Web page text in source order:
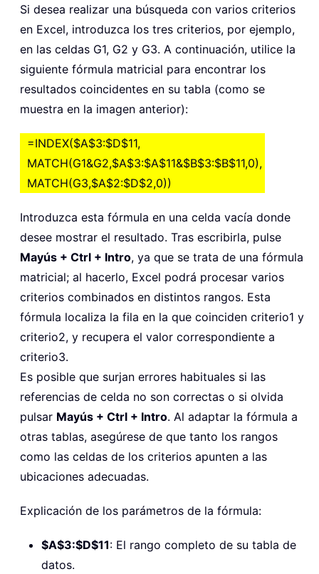
Si desea realizar una búsqueda con varios criterios
en Excel, introduzca los tres criterios, por ejemplo,
en las celdas G1, G2 y G3. A continuación, utilice la
siguiente fórmula matricial para encontrar los
resultados coincidentes en su tabla (como se
muestra en la imagen anterior):
=INDEX($A$3:$D$11,
MATCH(G1&G2,$A$3:$A$11&$B$3:$B$11,0),
MATCH(G3,$A$2:$D$2,0))
Introduzca esta fórmula en una celda vacía donde
desee mostrar el resultado. Tras escribirla, pulse
Mayús + Ctrl + Intro, ya que se trata de una fórmula
matricial; al hacerlo, Excel podrá procesar varios
criterios combinados en distintos rangos. Esta
fórmula localiza la fila en la que coinciden criterio1 y
criterio2, y recupera el valor correspondiente a
criterio3.
Es posible que surjan errores habituales si las
referencias de celda no son correctas o si olvida
pulsar Mayús + Ctrl + Intro. Al adaptar la fórmula a
otras tablas, asegúrese de que tanto los rangos
como las celdas de los criterios apunten a las
ubicaciones adecuadas.
Explicación de los parámetros de la fórmula:
$A$3:$D$11: El rango completo de su tabla de
datos.